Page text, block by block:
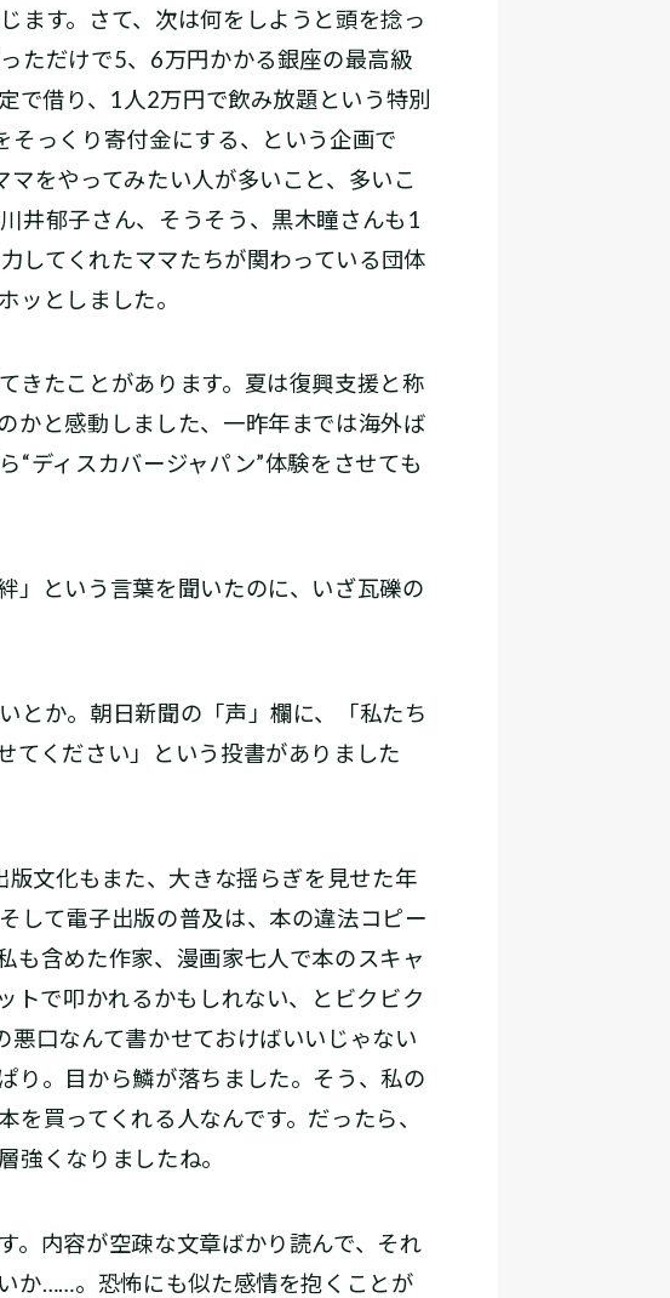
ます。さて、次は何をしようと頭を捻っ
ただけで5、6万円かかる銀座の最高級
で借り、1人2万円で飲み放題という特別
っくり寄付金にする、という企画で
をやってみたい人が多いこと、多いこ
井郁子さん、そうそう、黒木瞳さんも1
してくれたママたちが関わっている団体
ッとしました。
きたことがあります。夏は復興支援と称
かと感動しました、一昨年までは海外ば
“ディスカバージャパン”体験をさせても
」という言葉を聞いたのに、いざ瓦礫の
とか。朝日新聞の「声」欄に、「私たち
てください」という投書がありました
文化もまた、大きな揺らぎを見せた年
して電子出版の普及は、本の違法コピー
も含めた作家、漫画家七人で本のスキャ
トで叩かれるかもしれない、とビクビク
口なんて書かせておけばいいじゃない
り。目から鱗が落ちました。そう、私の
買ってくれる人なんです。だったら、
強くなりましたね。
。内容が空疎な文章ばかり読んで、それ
か……。恐怖にも似た感情を抱くことが